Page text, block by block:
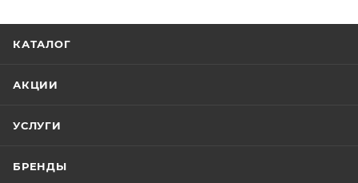
КАТАЛОГ
АКЦИИ
УСЛУГИ
БРЕНДЫ